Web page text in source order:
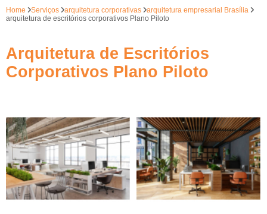
Home Serviços arquitetura corporativas
arquitetura empresarial Brasília
arquitetura de escritórios corporativos Plano Piloto
Arquitetura de Escritórios
Corporativos Plano Piloto